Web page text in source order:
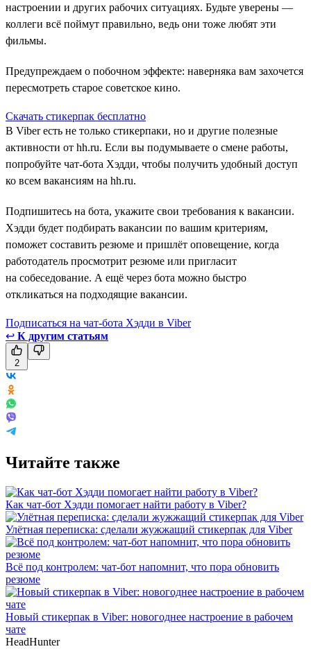
настроении и других рабочих ситуациях. Будьте уверены —
коллеги всё поймут правильно, ведь они тоже любят эти
фильмы.
Предупреждаем о побочном эффекте: наверняка вам захочется
пересмотреть старое советское кино.
Скачать стикерпак бесплатно
В Viber есть не только стикерпаки, но и другие полезные
активности от hh.ru. Если вы подумываете о смене работы,
попробуйте чат-бота Хэдди, чтобы получить удобный доступ
ко всем вакансиям на hh.ru.
Подпишитесь на бота, укажите свои требования к вакансии.
Хэдди будет подбирать вакансии по вашим критериям,
поможет составить резюме и пришлёт оповещение, когда
работодатель просмотрит резюме или пригласит
на собеседование. А ещё через бота можно быстро
откликаться на подходящие вакансии.
Подписаться на чат-бота Хэдди в Viber
↩ К другим статьям
2
Читайте также
Как чат-бот Хэдди помогает найти работу в Viber?
Улётная переписка: сделали жужжащий стикерпак для Viber
Всё под контролем: чат-бот напомнит, что пора обновить
резюме
Новый стикерпак в Viber: новогоднее настроение в рабочем
чате
HeadHunter